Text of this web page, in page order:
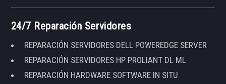
24/7 Reparación Servidores
REPARACIÓN SERVIDORES DELL POWEREDGE SERVER
REPARACIÓN SERVIDORES HP PROLIANT DL ML
REPARACIÓN HARDWARE SOFTWARE IN SITU